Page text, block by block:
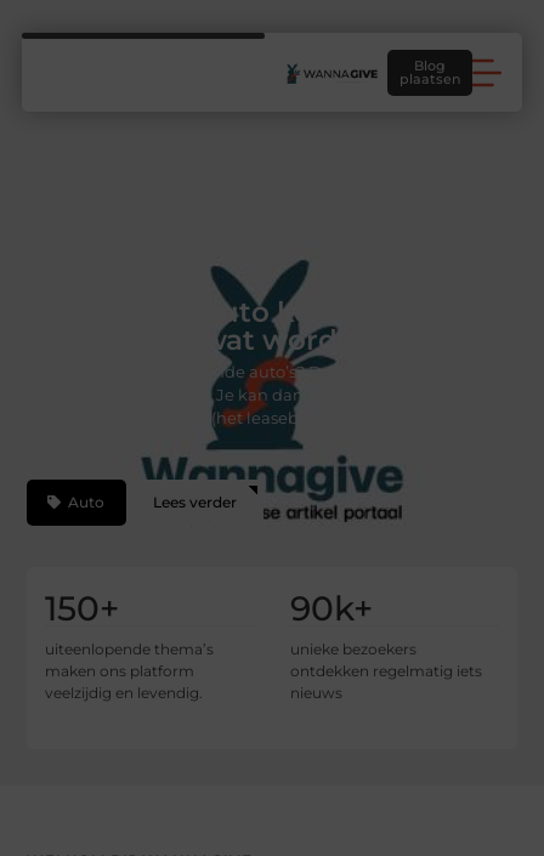
Blog
plaatsen
Een nieuwe auto kopen of een
auto leasen wat wordt het?
Rij je graag in verschillende auto’s? Dan is een auto
leasen wel iets voor jou. Je kan dan tegen een
maandelijkse betaling (het leasebedrag), een periode
Auto Lees verder
150+
uiteenlopende thema’s
maken ons platform
veelzijdig en levendig.
90k+
unieke bezoekers
ontdekken regelmatig iets
nieuws